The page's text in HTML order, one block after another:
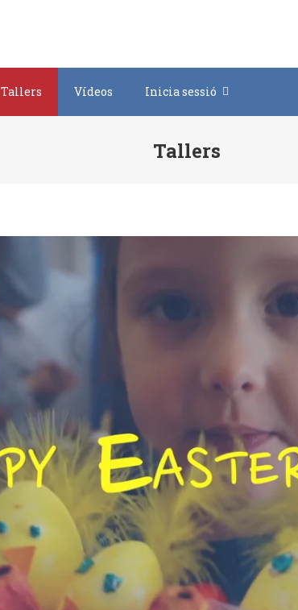
Tallers Vídeos Inicia sessió
Tallers